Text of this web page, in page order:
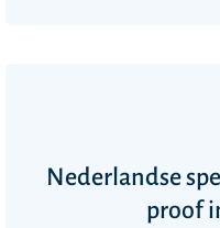
Nederlandse
proof